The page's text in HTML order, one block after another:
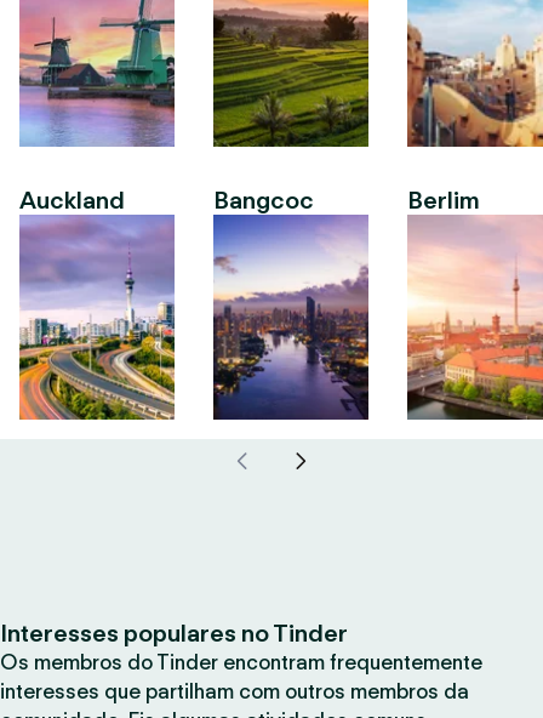
Auckland Bangcoc Berlim
Interesses populares no Tinder
Os membros do Tinder encontram frequentemente
interesses que partilham com outros membros da